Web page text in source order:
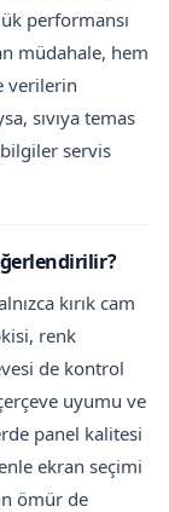
performansı
müdahale, hem
verilerin
sıvıya temas
servis
kırık cam
renk
de kontrol
uyumu ve
panel kalitesi
ekran seçimi
ömür de